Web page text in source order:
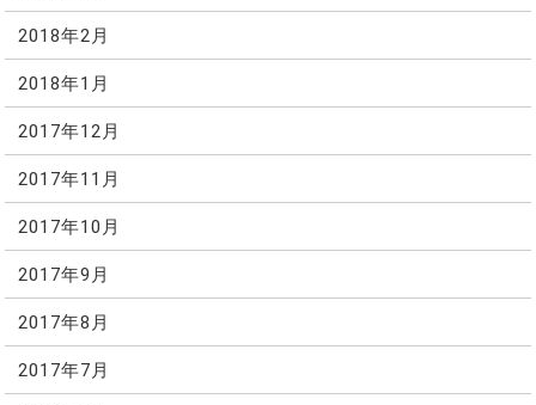
2018年2月
2018年1月
2017年12月
2017年11月
2017年10月
2017年9月
2017年8月
2017年7月